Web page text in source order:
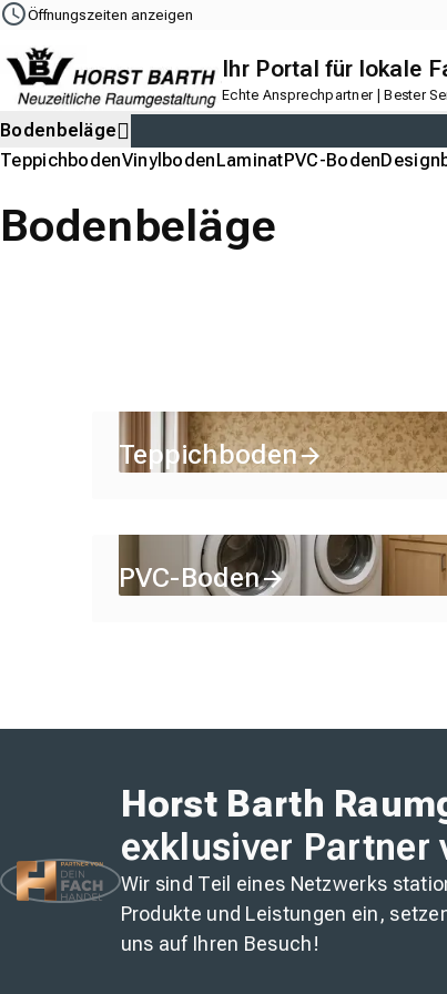
Navigation Content Footer
Öffnungszeiten anzeigen
Ihr Portal für lokale
Echte Ansprechpartner | Bester
Bodenbeläge
TeppichbodenVinylboden LaminatPVC-Boden
Bodenbeläge
Teppichboden
PVC-Boden
Horst Barth
exklusiver Partner
Wir sind Teil eines Netzwerks
Produkte und Leistungen ein,
uns auf Ihren Besuch!